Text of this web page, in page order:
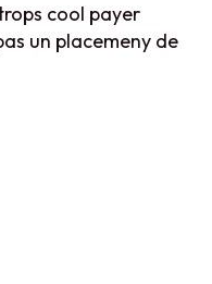
cool payer
un placemeny de